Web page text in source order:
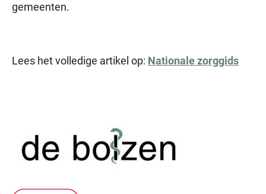
gemeenten.
Lees het volledige artikel op: Nationale zorggids